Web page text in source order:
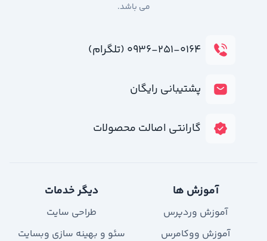
می باشد.
۰۹۳۶-۲۵۱-۰۱۶۴ (تلگرام)
پشتیبانی رایگان
گارانتی اصالت محصولات
آموزش ها
آموزش وردپرس
آموزش ووکامرس
دیگر خدمات
طراحی سایت
سئو و بهینه سازی وبسایت